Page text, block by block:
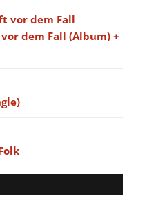
dem Fall (Album) +